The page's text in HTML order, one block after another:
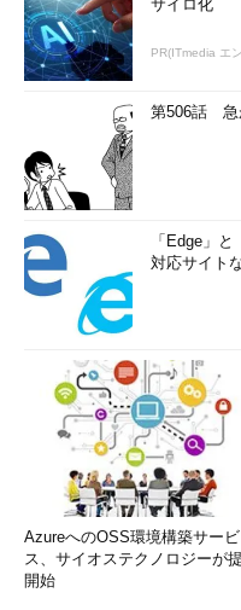
サイロ化
PR(ITmedia エ
第506話 急
「Edge」
対応サイト
AzureへのOSS環境構築サービ
ス、サイオステクノロジーが
開始